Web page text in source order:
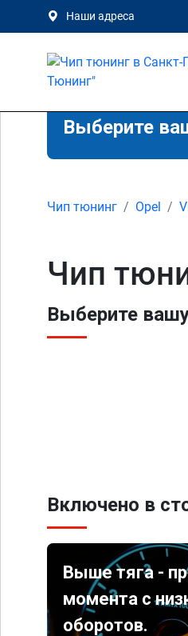
Наши адреса
Выберите
Чип тюнинг Opel
Чип
Выберите
Включено в
Выше тяга -
момента с
оборотов.